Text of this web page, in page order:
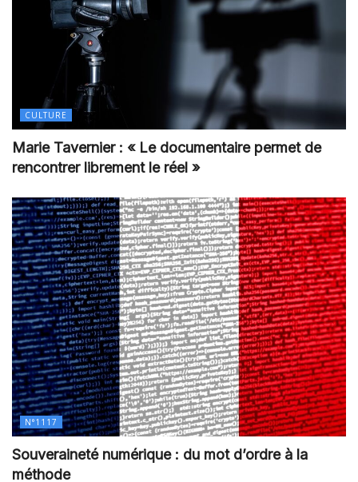
CULTURE
Marie Tavernier : « Le documentaire permet de
rencontrer librement le réel »
N°1117
Souveraineté numérique : du mot d’ordre à la
méthode